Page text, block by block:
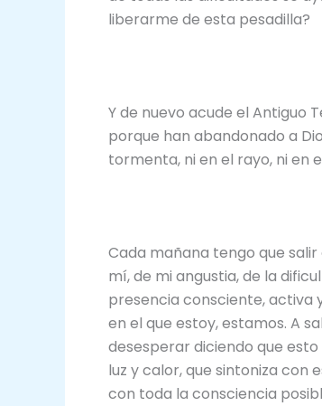
liberarme de esta pesadilla?
Y de nuevo acude el Antiguo
porque han abandonado a
tormenta, ni en el rayo, ni en
Cada mañana tengo que
mí, de mi angustia, de la
presencia consciente, activa
en el que estoy, estamos. A
desesperar diciendo que
luz y calor, que sintoniza con
con toda la consciencia